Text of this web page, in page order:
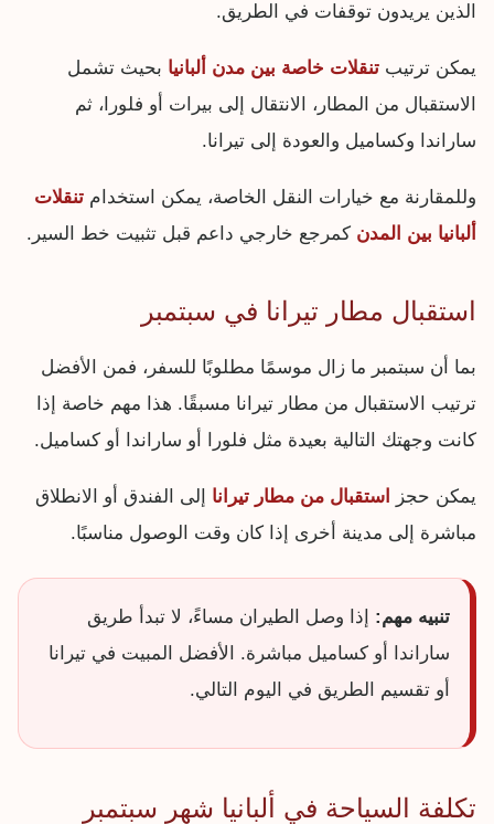
الذين يريدون توقفات في الطريق.
يمكن ترتيب تنقلات خاصة بين مدن ألبانيا بحيث تشمل
الاستقبال من المطار، الانتقال إلى بيرات أو فلورا، ثم
ساراندا وكساميل والعودة إلى تيرانا.
وللمقارنة مع خيارات النقل الخاصة، يمكن استخدام تنقلات
ألبانيا بين المدن كمرجع خارجي داعم قبل تثبيت خط السير.
استقبال مطار تيرانا في سبتمبر
بما أن سبتمبر ما زال موسمًا مطلوبًا للسفر، فمن الأفضل
ترتيب الاستقبال من مطار تيرانا مسبقًا. هذا مهم خاصة إذا
كانت وجهتك التالية بعيدة مثل فلورا أو ساراندا أو كساميل.
يمكن حجز استقبال من مطار تيرانا إلى الفندق أو الانطلاق
مباشرة إلى مدينة أخرى إذا كان وقت الوصول مناسبًا.
تنبيه مهم: إذا وصل الطيران مساءً، لا تبدأ طريق
ساراندا أو كساميل مباشرة. الأفضل المبيت في تيرانا
أو تقسيم الطريق في اليوم التالي.
تكلفة السياحة في ألبانيا شهر سبتمبر